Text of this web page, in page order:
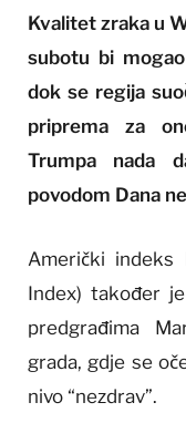
Kvalitet zraka u
subotu bi
dok se regija
priprema za
Trumpa nada
povodom Dana
Američki indeks
Index) također
predgrađima
grada, gdje se
nivo “nezdrav”.